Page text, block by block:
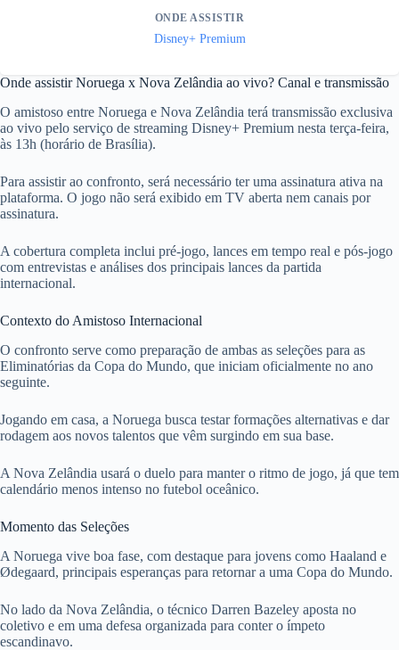
ONDE ASSISTIR
Disney+ Premium
Onde assistir Noruega x Nova Zelândia ao vivo? Canal e transmissão
O amistoso entre Noruega e Nova Zelândia terá transmissão exclusiva
ao vivo pelo serviço de streaming Disney+ Premium nesta terça-feira,
às 13h (horário de Brasília).
Para assistir ao confronto, será necessário ter uma assinatura ativa na
plataforma. O jogo não será exibido em TV aberta nem canais por
assinatura.
A cobertura completa inclui pré-jogo, lances em tempo real e pós-jogo
com entrevistas e análises dos principais lances da partida
internacional.
Contexto do Amistoso Internacional
O confronto serve como preparação de ambas as seleções para as
Eliminatórias da Copa do Mundo, que iniciam oficialmente no ano
seguinte.
Jogando em casa, a Noruega busca testar formações alternativas e dar
rodagem aos novos talentos que vêm surgindo em sua base.
A Nova Zelândia usará o duelo para manter o ritmo de jogo, já que tem
calendário menos intenso no futebol oceânico.
Momento das Seleções
A Noruega vive boa fase, com destaque para jovens como Haaland e
Ødegaard, principais esperanças para retornar a uma Copa do Mundo.
No lado da Nova Zelândia, o técnico Darren Bazeley aposta no
coletivo e em uma defesa organizada para conter o ímpeto
escandinavo.